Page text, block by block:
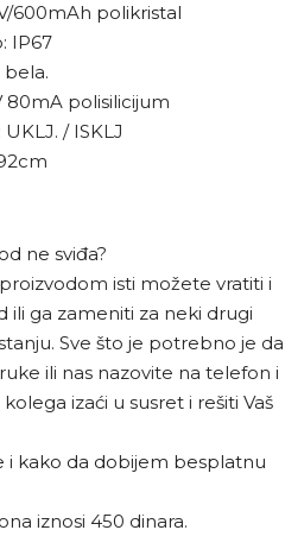
600mAh polikristal
IP67
80mA polisilicijum
/ ISKLJ
ne sviđa?
isti možete vratiti i
ili ga zameniti za neki drugi
Sve što je potrebno je da
ili nas nazovite na telefon i
izaći u susret i rešiti Vaš
i kako da dobijem besplatnu
iznosi 450 dinara.